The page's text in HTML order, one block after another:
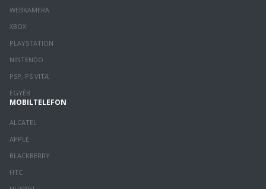
WEBKAMERA
XBOX
PLAYSTATION
NINTENDO
PSP, PS VITA
EGYÉB
MOBILTELEFON
ALCATEL
APPLE
BLACKBERRY
HTC